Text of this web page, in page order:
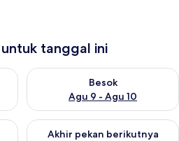
tanggal ini
ini Agu 8 - Agu 9
Besok
Agu 9 - Agu 10
Periksa ketersediaan untuk
pekan ini Agu 14 - Agu 16
Akhir pekan berikutnya
Periksa ketersediaan untuk